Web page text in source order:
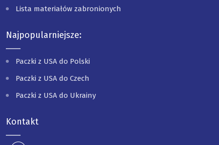
Lista materiałów zabronionych
Najpopularniejsze:
Paczki z USA do Polski
Paczki z USA do Czech
Paczki z USA do Ukrainy
Kontakt